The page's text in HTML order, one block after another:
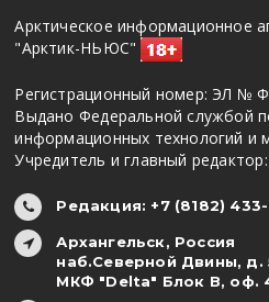
Арктическое информационное
"Арктик-НЬЮС"
Регистрационный номер: ЭЛ №
Выдано Федеральной службой
информационных технологий и
Учредитель и главный
Редакция: +7 (8182)
Архангельск, Россия
наб.Северной Двины, д.
МКФ "Delta" Блок В, оф.